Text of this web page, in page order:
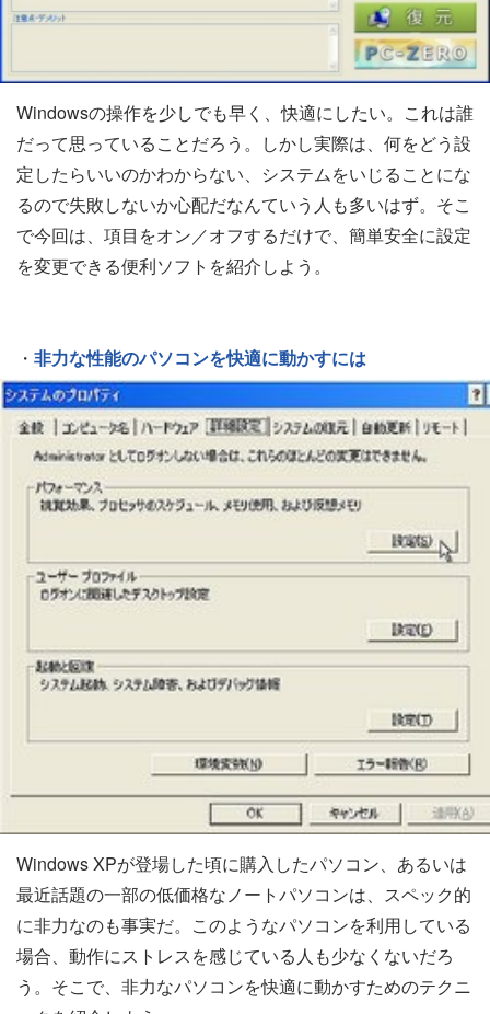
Windowsの操作を少しでも早く、快適にしたい。これは誰
だって思っていることだろう。しかし実際は、何をどう設
定したらいいのかわからない、システムをいじることにな
るので失敗しないか心配だなんていう人も多いはず。そこ
で今回は、項目をオン／オフするだけで、簡単安全に設定
を変更できる便利ソフトを紹介しよう。
・ 非力な性能のパソコンを快適に動かすには
Windows XPが登場した頃に購入したパソコン、あるいは
最近話題の一部の低価格なノートパソコンは、スペック的
に非力なのも事実だ。このようなパソコンを利用している
場合、動作にストレスを感じている人も少なくないだろ
う。そこで、非力なパソコンを快適に動かすためのテクニ